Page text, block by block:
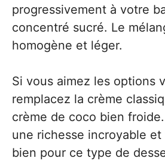
progressivement à votre
concentré sucré. Le
homogène et léger.
Si vous aimez les options
remplacez la crème
crème de coco bien
une richesse incroyable
bien pour ce type de